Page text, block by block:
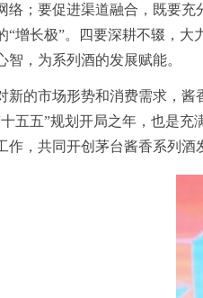
络；要促进渠道融合，既要
“增长极”。四要深耕不辍，
智，为系列酒的发展赋能。
新的市场形势和消费需求，酱
十五五”规划开局之年，也是
作，共同开创茅台酱香系列酒